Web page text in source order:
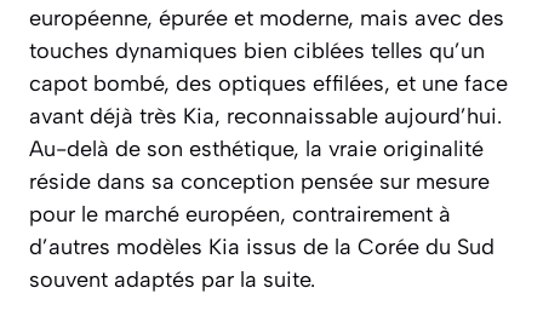
européenne, épurée et moderne, mais avec des
touches dynamiques bien ciblées telles qu’un
capot bombé, des optiques effilées, et une face
avant déjà très Kia, reconnaissable aujourd’hui.
Au-delà de son esthétique, la vraie originalité
réside dans sa conception pensée sur mesure
pour le marché européen, contrairement à
d’autres modèles Kia issus de la Corée du Sud
souvent adaptés par la suite.